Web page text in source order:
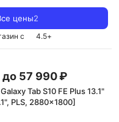
цены2
с 4.5+
до 57 990 ₽
Tab S10 FE Plus 13.1"
PLS, 2880x1800]